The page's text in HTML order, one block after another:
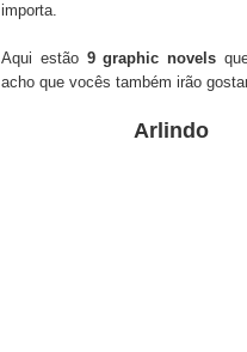
importa.
Aqui estão 9 graphic novels
acho que vocês também irão
Arlindo